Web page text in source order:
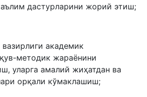
дастурларини жорий этиш;
академик
методик жараёнини
уларга амалий жиҳатдан ва
орқали кўмаклашиш;